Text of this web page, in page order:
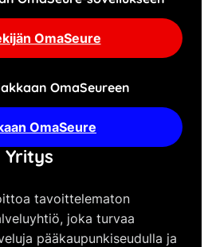
OmaSeure
OmaSeureen
OmaSeure
Yritys
tavoittelematon
joka turvaa
pääkaupunkiseudulla ja